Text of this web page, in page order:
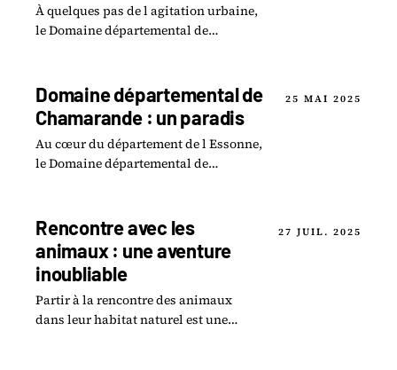
À quelques pas de l agitation urbaine,
le Domaine départemental de
Domaine départemental de
Chamarande : un paradis
Au cœur du département de l Essonne,
le Domaine départemental de
passionnés de la nature.
25 MAI 2025
Rencontre avec les
animaux : une aventure
inoubliable
Partir à la rencontre des animaux
dans leur habitat naturel est une
27 JUIL. 2025